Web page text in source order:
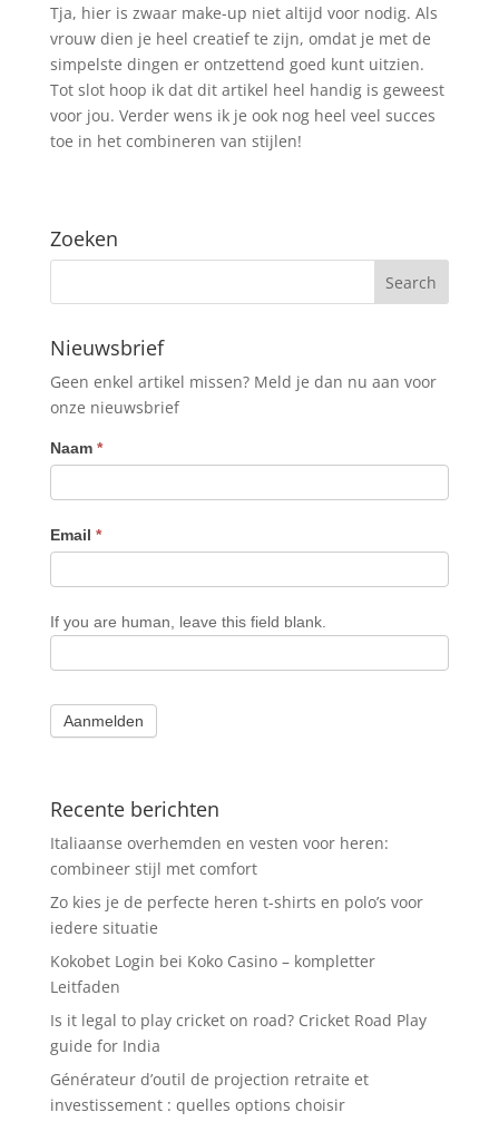
Tja, hier is zwaar make-up niet altijd voor nodig. Als
vrouw dien je heel creatief te zijn, omdat je met de
simpelste dingen er ontzettend goed kunt uitzien.
Tot slot hoop ik dat dit artikel heel handig is geweest
voor jou. Verder wens ik je ook nog heel veel succes
toe in het combineren van stijlen!
Zoeken
Nieuwsbrief
Geen enkel artikel missen? Meld je dan nu aan voor
onze nieuwsbrief
Nieuwsbrief
Naam *
Email *
If you are human, leave this field blank.
Aanmelden
Recente berichten
Italiaanse overhemden en vesten voor heren:
combineer stijl met comfort
Zo kies je de perfecte heren t-shirts en polo’s voor
iedere situatie
Kokobet Login bei Koko Casino – kompletter
Leitfaden
Is it legal to play cricket on road? Cricket Road Play
guide for India
Générateur d’outil de projection retraite et
investissement : quelles options choisir